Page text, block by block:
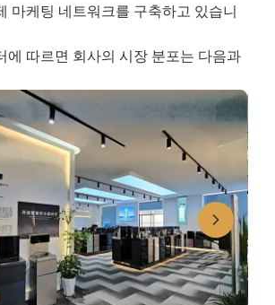
마케팅 네트워크를 구축하고 있습니
에 따르면 회사의 시장 분포는 다음과